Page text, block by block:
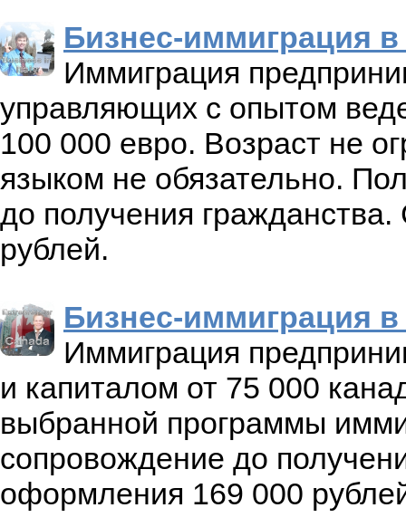
Бизнес-иммиграция
Иммиграция
управляющих с опытом
100 000 евро. Возраст не
языком не обязательно.
до получения
рублей.
Бизнес-иммиграция
Иммиграция
и капиталом от 75 000
выбранной программы
сопровождение до
оформления 169 000